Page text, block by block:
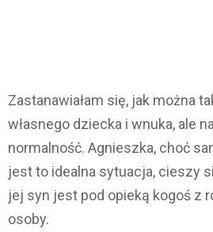
Zastanawiałam się, jak można
własnego dziecka i wnuka, ale
normalność. Agnieszka, choć
jest to idealna sytuacja, cieszy
jej syn jest pod opieką kogoś z
osoby.